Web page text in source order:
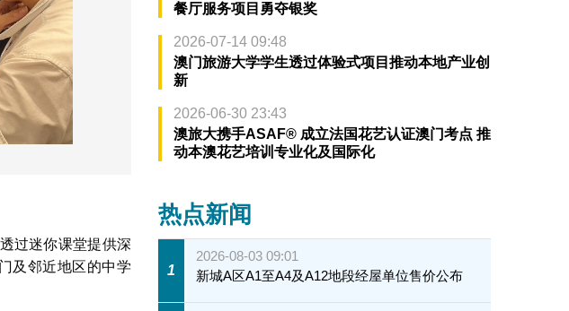
过迷你课堂提供深
及邻近地区的中学
餐厅服务项目勇夺银奖
2026-07-14 09:48
澳门旅游大学学生透过体验式项目推动本地产业创
新
2026-06-30 23:43
澳旅大携手ASAF® 成立法国花艺认证澳门考点 推
动本澳花艺培训专业化及国际化
热点新闻
1
2026-08-03 09:01
新城A区A1至A4及A12地段经屋单位售价公布